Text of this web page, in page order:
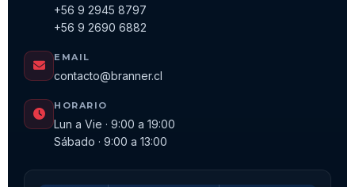
+56 9 2945 8797
+56 9 2690 6882
EMAIL
contacto@branner.cl
HORARIO
Lun a Vie · 9:00 a 19:00
Sábado · 9:00 a 13:00